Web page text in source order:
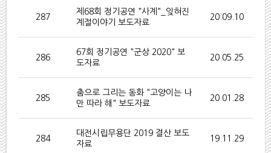
287
제68회 정기공연 "사계"_잊혀진
계절이야기 보도자료
20.09.10
286
67회 정기공연 "군상 2020" 보
도자료
20.05.25
285
춤으로 그리는 동화 "고양이는 나
만 따라 해" 보도자료
20.01.28
284
대전시립무용단 2019 결산 보도
자료
19.11.29